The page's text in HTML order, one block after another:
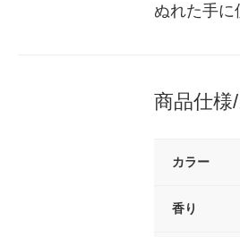
ぬれた手に
商品仕様
カラー
香り